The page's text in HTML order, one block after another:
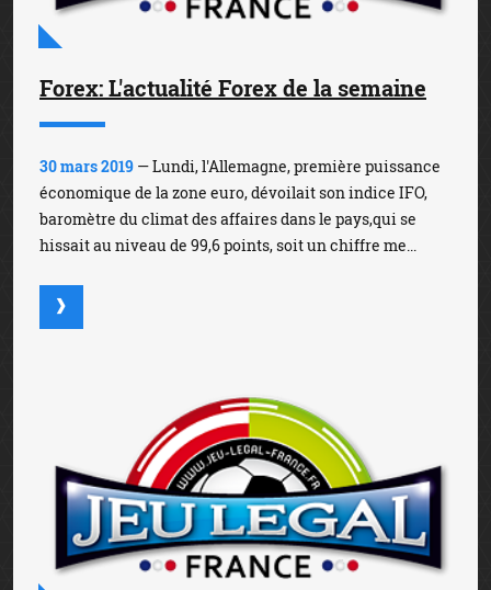
Forex: L'actualité Forex de la semaine
30 mars 2019 — Lundi, l'Allemagne, première puissance
économique de la zone euro, dévoilait son indice IFO,
baromètre du climat des affaires dans le pays,qui se
hissait au niveau de 99,6 points, soit un chiffre me...